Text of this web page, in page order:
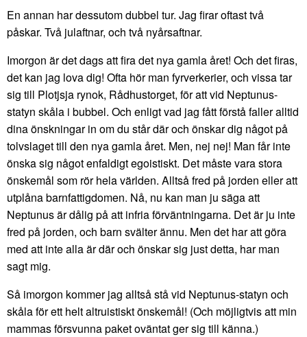
En annan har dessutom dubbel tur. Jag firar oftast två
påskar. Två julaftnar, och två nyårsaftnar.
Imorgon är det dags att fira det nya gamla året! Och det firas,
det kan jag lova dig! Ofta hör man fyrverkerier, och vissa tar
sig till Plotjsja rynok, Rådhustorget, för att vid Neptunus-
statyn skåla i bubbel. Och enligt vad jag fått förstå faller alltid
dina önskningar in om du står där och önskar dig något på
tolvslaget till den nya gamla året. Men, nej nej! Man får inte
önska sig något enfaldigt egoistiskt. Det måste vara stora
önskemål som rör hela världen. Alltså fred på jorden eller att
utplåna barnfattigdomen. Nå, nu kan man ju säga att
Neptunus är dålig på att infria förväntningarna. Det är ju inte
fred på jorden, och barn svälter ännu. Men det har att göra
med att inte alla är där och önskar sig just detta, har man
sagt mig.
Så imorgon kommer jag alltså stå vid Neptunus-statyn och
skåla för ett helt altruistiskt önskemål! (Och möjligtvis att min
mammas försvunna paket oväntat ger sig till känna.)